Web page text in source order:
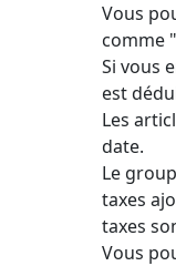
Vous
comme
Si vous
est
Les
date.
Le
taxes
taxes
Vous